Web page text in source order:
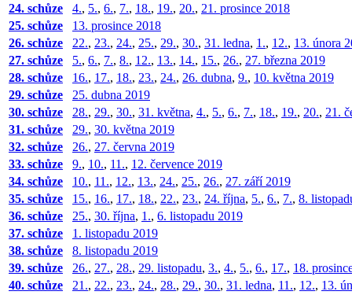
24. schůze
4., 5., 6., 7., 18., 19., 20., 21. prosince 2018
25. schůze
13. prosince 2018
26. schůze
22., 23., 24., 25., 29., 30., 31. ledna, 1., 12., 13. února
27. schůze
5., 6., 7., 8., 12., 13., 14., 15., 26., 27. března 2019
28. schůze
16., 17., 18., 23., 24., 26. dubna, 9., 10. května 2019
29. schůze
25. dubna 2019
30. schůze
28., 29., 30., 31. května, 4., 5., 6., 7., 18., 19., 20., 21.
31. schůze
29., 30. května 2019
32. schůze
26., 27. června 2019
33. schůze
9., 10., 11., 12. července 2019
34. schůze
10., 11., 12., 13., 24., 25., 26., 27. září 2019
35. schůze
15., 16., 17., 18., 22., 23., 24. října, 5., 6., 7., 8.
36. schůze
25., 30. října, 1., 6. listopadu 2019
37. schůze
1. listopadu 2019
38. schůze
8. listopadu 2019
39. schůze
26., 27., 28., 29. listopadu, 3., 4., 5., 6., 17., 18.
40. schůze
21., 22., 23., 24., 28., 29., 30., 31. ledna, 11., 12., 13.